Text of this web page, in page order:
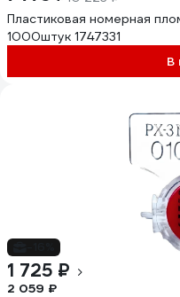
Пластиковая номерная
1000штук 1747331
В
1 725 ₽
2 059 ₽